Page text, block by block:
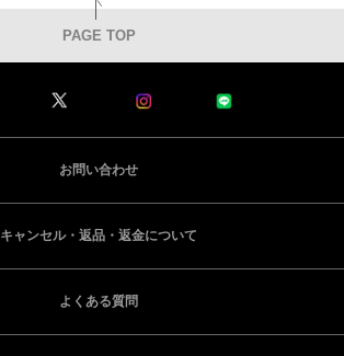
PAGE TOP
お問い合わせ
キャンセル・返品・返金について
よくある質問